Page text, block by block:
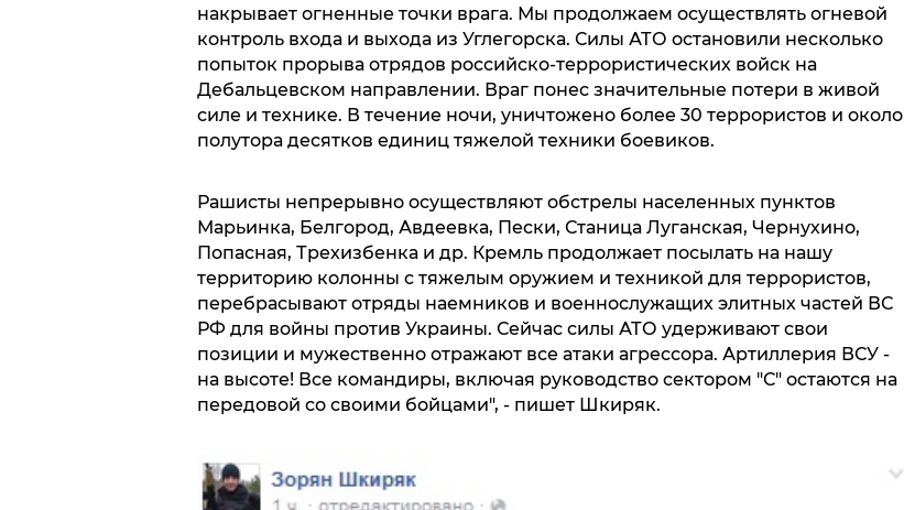
накрывает огненные точки врага. Мы продолжаем осуществлять огневой
контроль входа и выхода из Углегорска. Силы АТО остановили несколько
попыток прорыва отрядов российско-террористических войск на
Дебальцевском направлении. Враг понес значительные потери в живой
силе и технике. В течение ночи, уничтожено более 30 террористов и около
полутора десятков единиц тяжелой техники боевиков.
Рашисты непрерывно осуществляют обстрелы населенных пунктов
Марьинка, Белгород, Авдеевка, Пески, Станица Луганская, Чернухино,
Попасная, Трехизбенка и др. Кремль продолжает посылать на нашу
территорию колонны с тяжелым оружием и техникой для террористов,
перебрасывают отряды наемников и военнослужащих элитных частей ВС
РФ для войны против Украины. Сейчас силы АТО удерживают свои
позиции и мужественно отражают все атаки агрессора. Артиллерия ВСУ -
на высоте! Все командиры, включая руководство сектором "С" остаются на
передовой со своими бойцами", - пишет Шкиряк.